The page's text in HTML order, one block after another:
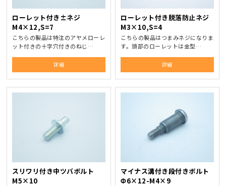
ローレット付き±ネジ
M4×12,S=7
こちらの製品は特注のアヤメローレ
ット付きの十字穴付きのねじ…
詳細
ローレット付き脱落防止ネジ
M3×10,S=4
こちらの製品はつまみネジになりま
す。頭部のローレットは金型…
詳細
スリワリ付き中ツバボルト
M5×10
マイナス溝付き段付きボルト
Φ6×12-M4×9